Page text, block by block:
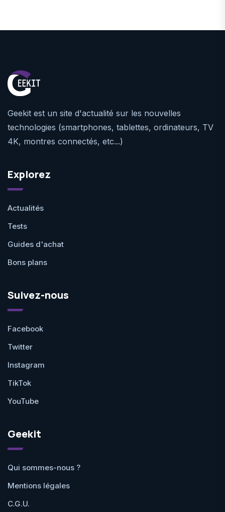
Geekit est un site d'actualité sur les nouvelles
technologies (smartphones, tablettes, ordinateurs, TV
4K, montres connectés, etc...)
Explorez
Actualités
Tests
Guides d'achat
Bons plans
Suivez-nous
Facebook
Twitter
Instagram
TikTok
YouTube
Geekit
Qui sommes-nous ?
Mentions légales
C.G.U.